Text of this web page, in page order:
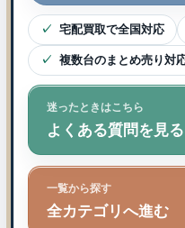
宅配買取で全国対応
複数台のまとめ売り対
迷ったときはこちら
よくある質問を見る
一覧から探す
全カテゴリへ進む